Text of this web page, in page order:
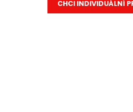
CHCI INDIVIDUÁLNÍ